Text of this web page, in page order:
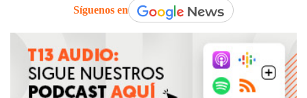
Síguenos en